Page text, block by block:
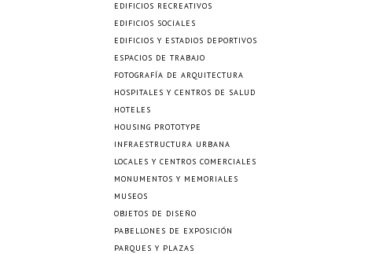
EDIFICIOS RECREATIVOS
EDIFICIOS SOCIALES
EDIFICIOS Y ESTADIOS DEPORTIVOS
ESPACIOS DE TRABAJO
FOTOGRAFÍA DE ARQUITECTURA
HOSPITALES Y CENTROS DE SALUD
HOTELES
HOUSING PROTOTYPE
INFRAESTRUCTURA URBANA
LOCALES Y CENTROS COMERCIALES
MONUMENTOS Y MEMORIALES
MUSEOS
OBJETOS DE DISEÑO
PABELLONES DE EXPOSICIÓN
PARQUES Y PLAZAS